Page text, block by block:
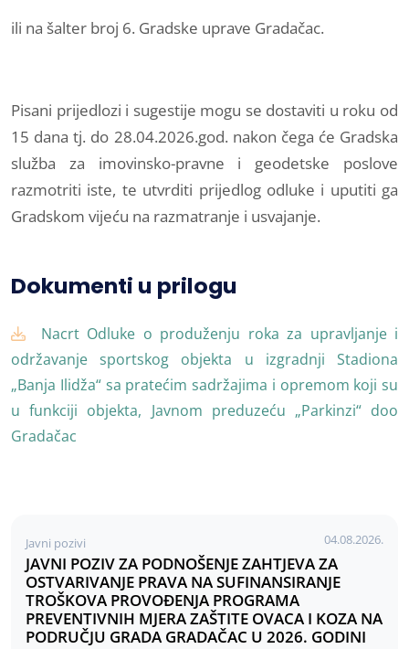
ili na šalter broj 6. Gradske uprave Gradačac.
Pisani prijedlozi i sugestije mogu se dostaviti u roku od
15 dana tj. do 28.04.2026.god. nakon čega će Gradska
služba za imovinsko-pravne i geodetske poslove
razmotriti iste, te utvrditi prijedlog odluke i uputiti ga
Gradskom vijeću na razmatranje i usvajanje.
Dokumenti u prilogu
Nacrt Odluke o produženju roka za upravljanje i
održavanje sportskog objekta u izgradnji Stadiona
„Banja Ilidža“ sa pratećim sadržajima i opremom koji su
u funkciji objekta, Javnom preduzeću „Parkinzi“ doo
Gradačac
Javni pozivi 04.08.2026.
JAVNI POZIV ZA PODNOŠENJE ZAHTJEVA ZA
OSTVARIVANJE PRAVA NA SUFINANSIRANJE
TROŠKOVA PROVOĐENJA PROGRAMA
PREVENTIVNIH MJERA ZAŠTITE OVACA I KOZA NA
PODRUČJU GRADA GRADAČAC U 2026. GODINI